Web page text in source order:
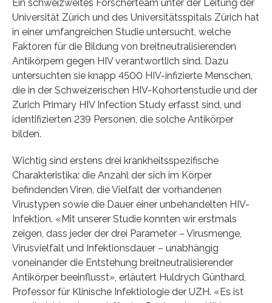
Ein schweizweites Forscherteam unter der Leitung der
Universität Zürich und des Universitätsspitals Zürich hat
in einer umfangreichen Studie untersucht, welche
Faktoren für die Bildung von breitneutralisierenden
Antikörpern gegen HIV verantwortlich sind. Dazu
untersuchten sie knapp 4500 HIV-infizierte Menschen,
die in der Schweizerischen HIV-Kohortenstudie und der
Zurich Primary HIV Infection Study erfasst sind, und
identifizierten 239 Personen, die solche Antikörper
bilden.
Wichtig sind erstens drei krankheitsspezifische
Charakteristika: die Anzahl der sich im Körper
befindenden Viren, die Vielfalt der vorhandenen
Virustypen sowie die Dauer einer unbehandelten HIV-
Infektion. «Mit unserer Studie konnten wir erstmals
zeigen, dass jeder der drei Parameter – Virusmenge,
Virusvielfalt und Infektionsdauer – unabhängig
voneinander die Entstehung breitneutralisierender
Antikörper beeinflusst», erläutert Huldrych Günthard,
Professor für Klinische Infektiologie der UZH. «Es ist